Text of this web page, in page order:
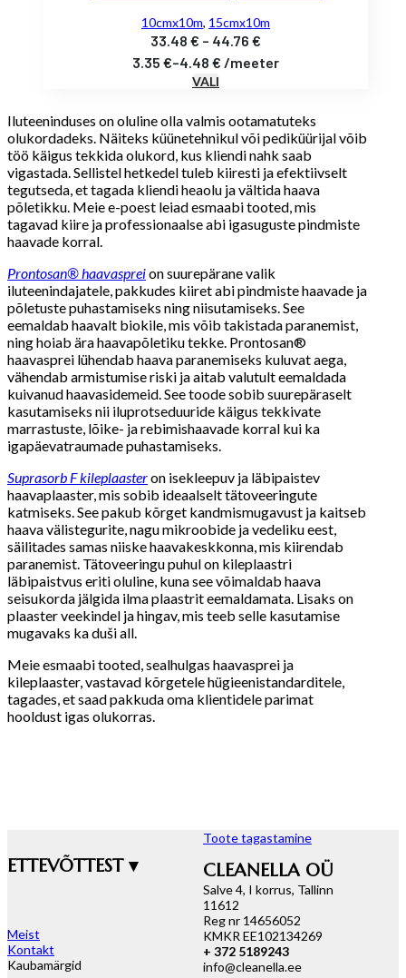
10cmx10m, 15cmx10m
33.48€ – 44.76€
33.48 €
3.35€–4.48€ /meeter
VALI
Iluteeninduses on oluline olla valmis ootamatuteks
olukordadeks. Näiteks küünetehnikul või pediküürijal võib
töö käigus tekkida olukord, kus kliendi nahk saab
vigastada. Sellistel hetkedel tuleb kiiresti ja efektiivselt
tegutseda, et tagada kliendi heaolu ja vältida haava
põletikku. Meie e-poest leiad esmaabi tooted, mis
tagavad kiire ja professionaalse abi igasuguste pindmiste
haavade korral.
Prontosan® haavaspreion suurepärane valik
iluteenindajatele, pakkudes kiiret abi pindmiste haavade ja
põletuste puhastamiseks ning niisutamiseks. See
eemaldab haavalt biokile, mis võib takistada paranemist,
ning hoiab ära haavapõletiku tekke. Prontosan®
haavasprei lühendab haava paranemiseks kuluvat aega,
vähendab armistumise riski ja aitab valutult eemaldada
kuivanud haavasidemeid. See toode sobib suurepäraselt
kasutamiseks nii iluprotseduuride käigus tekkivate
marrastuste, lõike- ja rebimishaavade korral kui ka
igapäevatraumade puhastamiseks.
Suprasorb F kileplaasteron isekleepuv ja läbipaistev
haavaplaaster, mis sobib ideaalselt tätoveeringute
katmiseks. See pakub kõrget kandmismugavust ja kaitseb
haava välistegurite, nagu mikroobide ja vedeliku eest,
säilitades samas niiske haavakeskkonna, mis kiirendab
paranemist. Tätoveeringu puhul on kileplaastri
läbipaistvus eriti oluline, kuna see võimaldab haava
seisukorda jälgida ilma plaastrit eemaldamata. Lisaks on
plaaster veekindel ja hingav, mis teeb selle kasutamise
mugavaks ka duši all.
Meie esmaabi tooted, sealhulgas haavasprei ja
kileplaaster, vastavad kõrgetele hügieenistandarditele,
tagades, et saad pakkuda oma klientidele parimat
hooldust igas olukorras.
ETTEVÕTTEST ▾
Meist
Kontakt
Kaubamärgid
Toote tagastamine
CLEANELLA OÜ
Salve 4, I korrus, Tallinn
11612
Reg nr 14656052
KMKR EE102134269
+ 372 5189243
info@cleanella.ee